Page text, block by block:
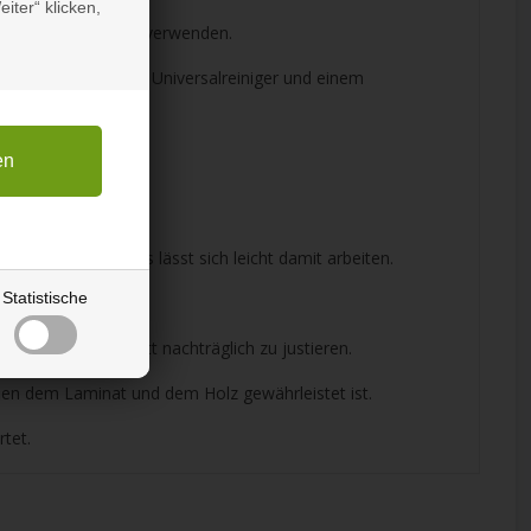
klicken,
Statistische
Kreissäge, zu verwenden.
es mit einem Universalreiniger und einem
zu verwenden, es lässt sich leicht damit arbeiten.
das Laminatblatt nachträglich zu justieren.
dem Laminat und dem Holz gewährleistet ist.